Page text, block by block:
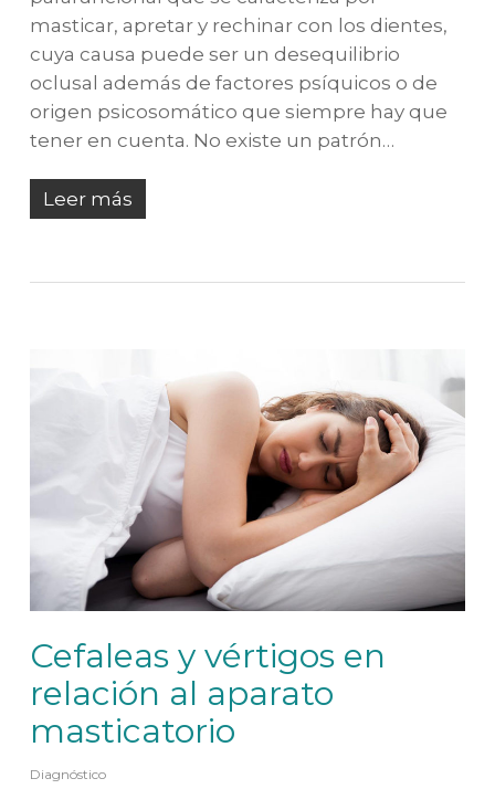
masticar, apretar y rechinar con los dientes,
cuya causa puede ser un desequilibrio
oclusal además de factores psíquicos o de
origen psicosomático que siempre hay que
tener en cuenta. No existe un patrón…
Leer más
Cefaleas y vértigos en
relación al aparato
masticatorio
Diagnóstico